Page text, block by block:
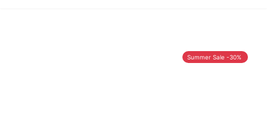
Summer Sale -30%